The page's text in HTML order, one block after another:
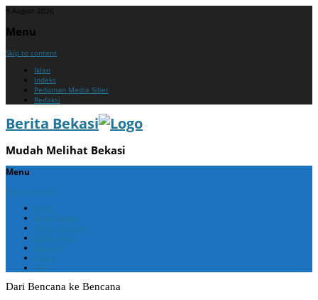
9 August 2026
Menu
Skip to content
Iklan
Indeks
Pedoman Media Siber
Redaksi
Berita Bekasi
Mudah Melihat Bekasi
Menu
Skip to content
Home
Berita Bekasi
Berita Cikarang
Berita Jabar
Nasional
Politik
ADV
Dari Bencana ke Bencana